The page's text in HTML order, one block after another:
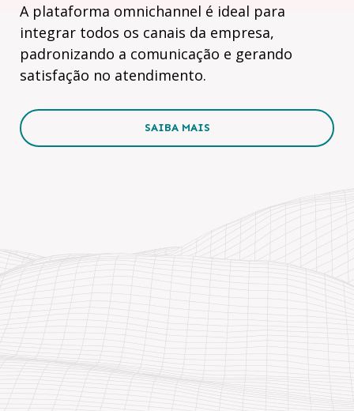
A plataforma omnichannel é ideal para
integrar todos os canais da empresa,
padronizando a comunicação e gerando
satisfação no atendimento.
SAIBA MAIS